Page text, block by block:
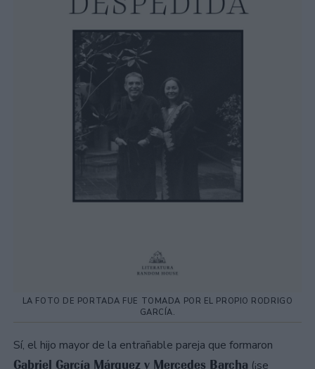
LA FOTO DE PORTADA FUE TOMADA POR EL PROPIO RODRIGO
GARCÍA.
Sí, el hijo mayor de la entrañable pareja que formaron
Gabriel García Márquez y Mercedes Barcha (¡se